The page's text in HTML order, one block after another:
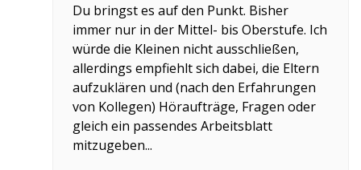
Du bringst es auf den Punkt. Bisher
immer nur in der Mittel- bis Oberstufe. Ich
würde die Kleinen nicht ausschließen,
allerdings empfiehlt sich dabei, die Eltern
aufzuklären und (nach den Erfahrungen
von Kollegen) Höraufträge, Fragen oder
gleich ein passendes Arbeitsblatt
mitzugeben...